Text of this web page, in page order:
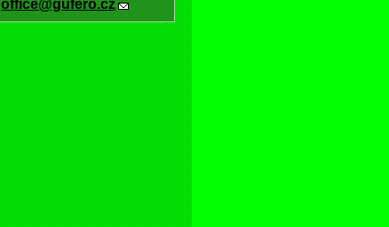
office@gufero.cz